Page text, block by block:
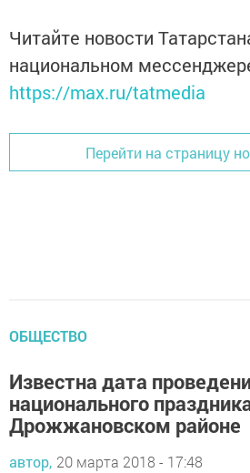
Читайте новости
национальном
https://max.ru/tatmedia
Перейти на страницу
ОБЩЕСТВО
Известна дата
национального
Дрожжановском районе
автор, 20 марта 2018 - 17:48